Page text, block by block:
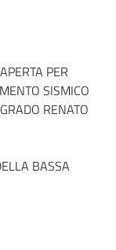
PER
SISMICO
RENATO
BASSA